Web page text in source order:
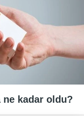
ne kadar oldu?